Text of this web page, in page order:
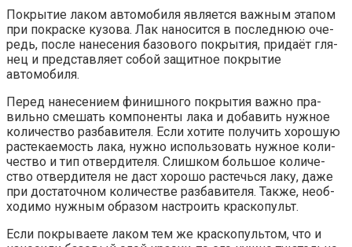
Покры­тие лаком авто­мо­би­ля явля­ет­ся важ­ным эта­пом
при покрас­ке кузо­ва. Лак нано­сит­ся в послед­нюю оче­
редь, после нане­се­ния базо­во­го покры­тия, при­да­ёт гля­
нец и пред­став­ля­ет собой защит­ное покры­тие
автомобиля.
Перед нане­се­ни­ем финиш­но­го покры­тия важ­но пра­
виль­но сме­шать ком­по­нен­ты лака и доба­вить нуж­ное
коли­че­ство раз­ба­ви­те­ля. Если хоти­те полу­чить хоро­шую
рас­те­ка­е­мость лака, нуж­но исполь­зо­вать нуж­ное коли­
че­ство и тип отвер­ди­те­ля. Слиш­ком боль­шое коли­че­
ство отвер­ди­те­ля не даст хоро­шо рас­течь­ся лаку, даже
при доста­точ­ном коли­че­стве раз­ба­ви­те­ля. Так­же, необ­
хо­ди­мо нуж­ным обра­зом настро­ить крас­ко­пульт.
Если покры­ва­е­те лаком тем же крас­ко­пуль­том, что и